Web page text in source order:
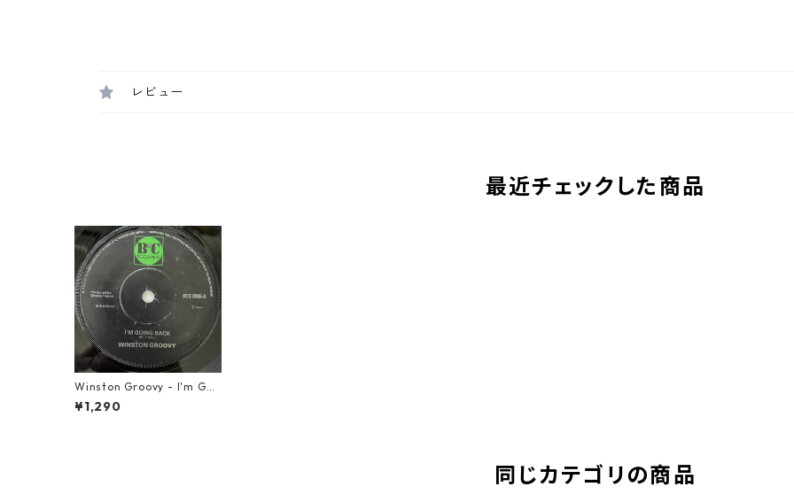
レビュー
最近チェックした商品
Winston Groovy - I'm Goi
ng Back【7-20774】
¥1,290
同じカテゴリの商品